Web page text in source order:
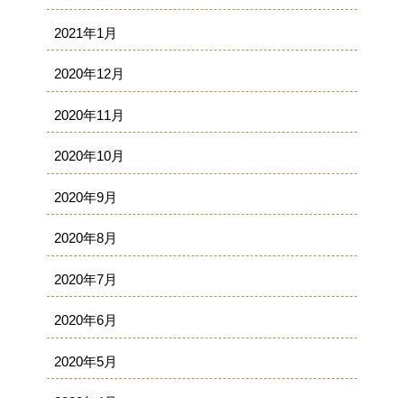
2021年1月
2020年12月
2020年11月
2020年10月
2020年9月
2020年8月
2020年7月
2020年6月
2020年5月